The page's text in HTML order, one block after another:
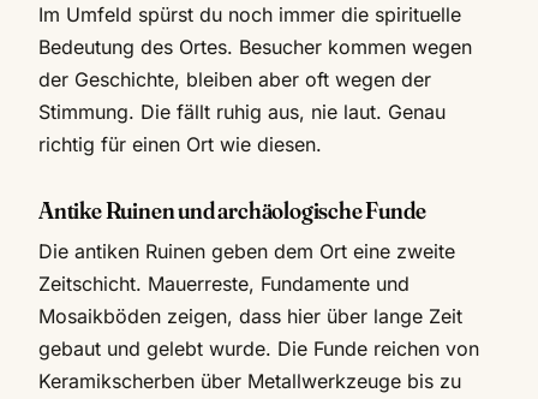
Im Umfeld spürst du noch immer die spirituelle
Bedeutung des Ortes. Besucher kommen wegen
der Geschichte, bleiben aber oft wegen der
Stimmung. Die fällt ruhig aus, nie laut. Genau
richtig für einen Ort wie diesen.
Antike Ruinen und archäologische Funde
Die antiken Ruinen geben dem Ort eine zweite
Zeitschicht. Mauerreste, Fundamente und
Mosaikböden zeigen, dass hier über lange Zeit
gebaut und gelebt wurde. Die Funde reichen von
Keramikscherben über Metallwerkzeuge bis zu